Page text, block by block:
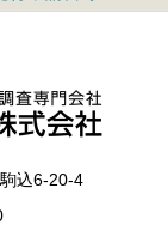
込6-20-4